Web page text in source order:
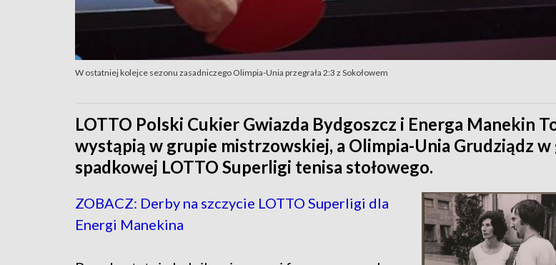
W ostatniej kolejce sezonu zasadniczego Olimpia-Unia przegrała 2:3 z Sokołowem
LOTTO Polski Cukier Gwiazda Bydgoszcz i Energa Manekin
wystąpią w grupie mistrzowskiej, a Olimpia-Unia Grudziądz w
spadkowej LOTTO Superligi tenisa stołowego.
ZOBACZ: Derby na szczycie LOTTO Superligi dla
Energi Manekina